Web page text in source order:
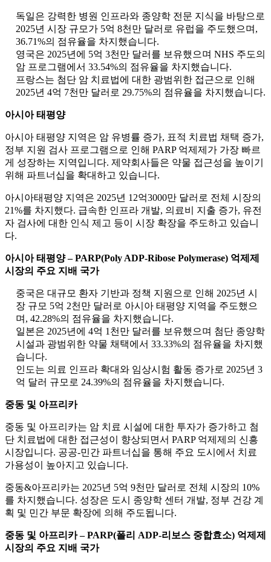
독일은 강력한 병원 인프라와 종양학 전문 지식을 바탕으로
2025년 시장 규모가 5억 8천만 달러로 유럽을 주도했으며,
36.71%의 점유율을 차지했습니다.
영국은 2025년에 5억 3천만 달러를 보유했으며 NHS 주도의
암 프로그램에서 33.54%의 점유율을 차지했습니다.
프랑스는 첨단 암 치료법에 대한 광범위한 접근으로 인해
2025년 4억 7천만 달러로 29.75%의 점유율을 차지했습니다.
아시아 태평양
아시아 태평양 지역은 암 유병률 증가, 표적 치료법 채택 증가,
정부 지원 검사 프로그램으로 인해 PARP 억제제가 가장 빠르
게 성장하는 지역입니다. 제약회사들은 약물 접근성을 높이기
위해 파트너십을 확대하고 있습니다.
아시아태평양 지역은 2025년 12억3000만 달러로 전체 시장의
21%를 차지했다. 급속한 인프라 개발, 의료비 지출 증가, 유전
자 검사에 대한 인식 제고 등이 시장 확장을 주도하고 있습니
다.
아시아 태평양 – PARP(Poly ADP-Ribose Polymerase) 억제제
시장의 주요 지배 국가
중국은 대규모 환자 기반과 정책 지원으로 인해 2025년 시
장 규모 5억 2천만 달러로 아시아 태평양 지역을 주도했으
며, 42.28%의 점유율을 차지했습니다.
일본은 2025년에 4억 1천만 달러를 보유했으며 첨단 종양학
시설과 광범위한 약물 채택에서 33.33%의 점유율을 차지했
습니다.
인도는 의료 인프라 확대와 임상시험 활동 증가로 2025년 3
억 달러 규모로 24.39%의 점유율을 차지했습니다.
중동 및 아프리카
중동 및 아프리카는 암 치료 시설에 대한 투자가 증가하고 첨
단 치료법에 대한 접근성이 향상되면서 PARP 억제제의 신흥
시장입니다. 공공-민간 파트너십을 통해 주요 도시에서 치료
가용성이 높아지고 있습니다.
중동&아프리카는 2025년 5억 9천만 달러로 전체 시장의 10%
를 차지했습니다. 성장은 도시 종양학 센터 개발, 정부 건강 계
획 및 민간 부문 확장에 의해 주도됩니다.
중동 및 아프리카 – PARP(폴리 ADP-리보스 중합효소) 억제제
시장의 주요 지배 국가